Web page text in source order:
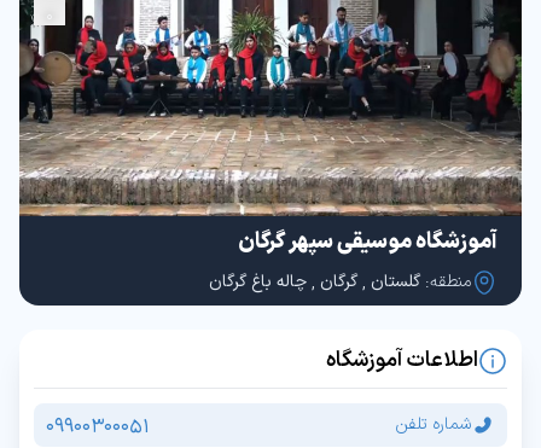
آموزشگاه موسیقی سپهر گرگان
منطقه: گلستان ,گرگان ,چاله باغ گرگان
اطلاعات آموزشگاه
شماره تلفن 09900300051